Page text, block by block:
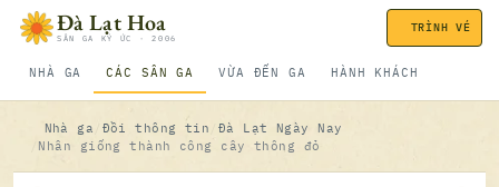
Bỏ qua nội dungĐà Lạt Hoa
SÂN GA KÝ ỨC · 2006
NHÀ GA CÁC SÂN GA VỪA ĐẾN GA HÀNH KHÁCH
TRÌNH VÉ
Nhà ga Đồi thông tin
Đà Lạt Ngày Nay
Nhân giống thành công cây thông đỏ